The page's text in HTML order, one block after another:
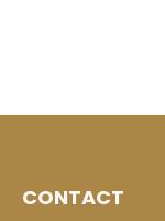
CONTACT